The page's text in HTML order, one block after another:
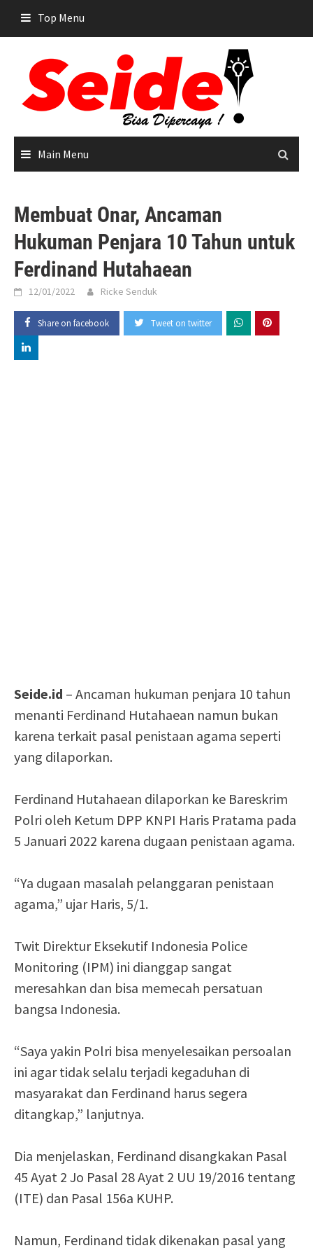
content
Top Menu
Main Menu
Membuat Onar, Ancaman
Hukuman Penjara 10 Tahun untuk
Ferdinand Hutahaean
12/01/2022 Ricke Senduk
Share on facebook Tweet on twitter
Seide.id – Ancaman hukuman penjara 10 tahun
menanti Ferdinand Hutahaean namun bukan
karena terkait pasal penistaan agama seperti
yang dilaporkan.
Ferdinand Hutahaean dilaporkan ke Bareskrim
Polri oleh Ketum DPP KNPI Haris Pratama pada
5 Januari 2022 karena dugaan penistaan agama.
“Ya dugaan masalah pelanggaran penistaan
agama,” ujar Haris, 5/1.
Twit Direktur Eksekutif Indonesia Police
Monitoring (IPM) ini dianggap sangat
meresahkan dan bisa memecah persatuan
bangsa Indonesia.
“Saya yakin Polri bisa menyelesaikan persoalan
ini agar tidak selalu terjadi kegaduhan di
masyarakat dan Ferdinand harus segera
ditangkap,” lanjutnya.
Dia menjelaskan, Ferdinand disangkakan Pasal
45 Ayat 2 Jo Pasal 28 Ayat 2 UU 19/2016 tentang
(ITE) dan Pasal 156a KUHP.
Namun, Ferdinand tidak dikenakan pasal yang